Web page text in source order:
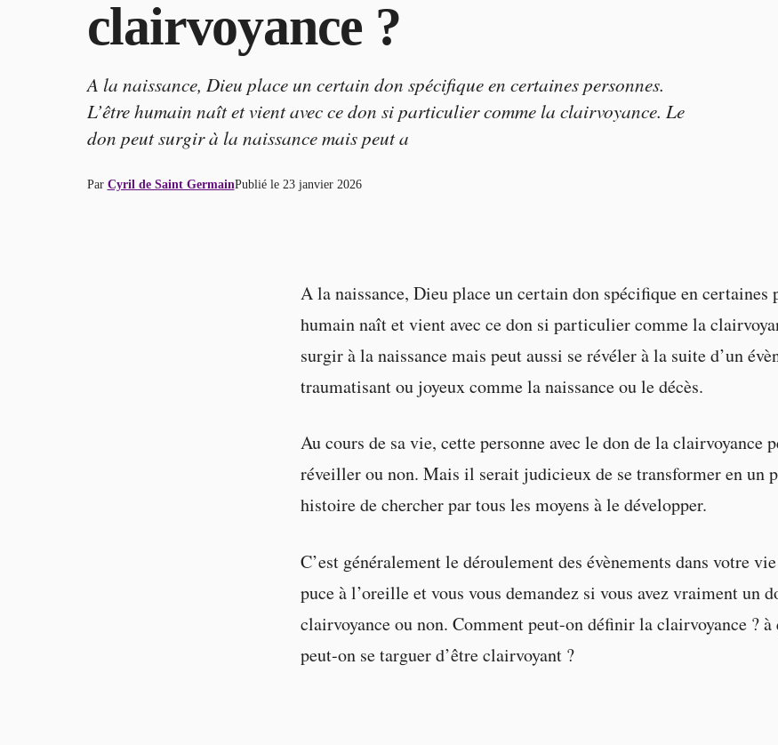
clairvoyance ?
A la naissance, Dieu place un certain don spécifique en certaines personnes.
L’être humain naît et vient avec ce don si particulier comme la clairvoyance. Le
don peut surgir à la naissance mais peut a
Par Cyril de Saint GermainPublié le 23 janvier 2026
A la naissance, Dieu place un certain don spécifique en certaines
humain naît et vient avec ce don si particulier comme la
surgir à la naissance mais peut aussi se révéler à la suite d’un
traumatisant ou joyeux comme la naissance ou le décès.
Au cours de sa vie, cette personne avec le don de la clairvoyance
réveiller ou non. Mais il serait judicieux de se transformer en un
histoire de chercher par tous les moyens à le développer.
C’est généralement le déroulement des évènements dans votre
puce à l’oreille et vous vous demandez si vous avez vraiment un
clairvoyance ou non. Comment peut-on définir la clairvoyance ?
peut-on se targuer d’être clairvoyant ?